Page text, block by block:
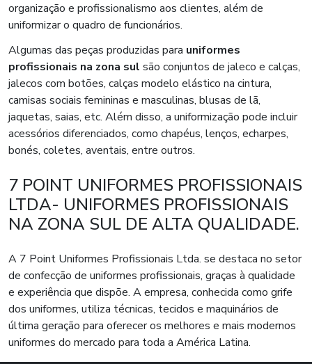
organização e profissionalismo aos clientes, além de
uniformizar o quadro de funcionários.
Algumas das peças produzidas para uniformes
profissionais na zona sul são conjuntos de jaleco e calças,
jalecos com botões, calças modelo elástico na cintura,
camisas sociais femininas e masculinas, blusas de lã,
jaquetas, saias, etc. Além disso, a uniformização pode incluir
acessórios diferenciados, como chapéus, lenços, echarpes,
bonés, coletes, aventais, entre outros.
7 POINT UNIFORMES PROFISSIONAIS
LTDA- UNIFORMES PROFISSIONAIS
NA ZONA SUL DE ALTA QUALIDADE.
A 7 Point Uniformes Profissionais Ltda. se destaca no setor
de confecção de uniformes profissionais, graças à qualidade
e experiência que dispõe. A empresa, conhecida como grife
dos uniformes, utiliza técnicas, tecidos e maquinários de
última geração para oferecer os melhores e mais modernos
uniformes do mercado para toda a América Latina.